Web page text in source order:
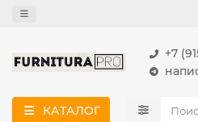
+7
КАТАЛОГ